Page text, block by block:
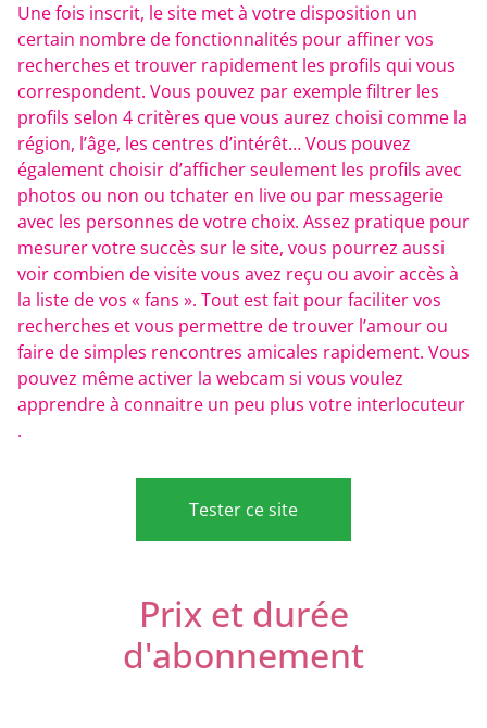
Une fois inscrit, le site met à votre disposition un
certain nombre de fonctionnalités pour affiner vos
recherches et trouver rapidement les profils qui vous
correspondent. Vous pouvez par exemple filtrer les
profils selon 4 critères que vous aurez choisi comme la
région, l’âge, les centres d’intérêt… Vous pouvez
également choisir d’afficher seulement les profils avec
photos ou non ou tchater en live ou par messagerie
avec les personnes de votre choix. Assez pratique pour
mesurer votre succès sur le site, vous pourrez aussi
voir combien de visite vous avez reçu ou avoir accès à
la liste de vos « fans ». Tout est fait pour faciliter vos
recherches et vous permettre de trouver l’amour ou
faire de simples rencontres amicales rapidement. Vous
pouvez même activer la webcam si vous voulez
apprendre à connaitre un peu plus votre interlocuteur
.
Tester ce site
Prix et durée
d'abonnement